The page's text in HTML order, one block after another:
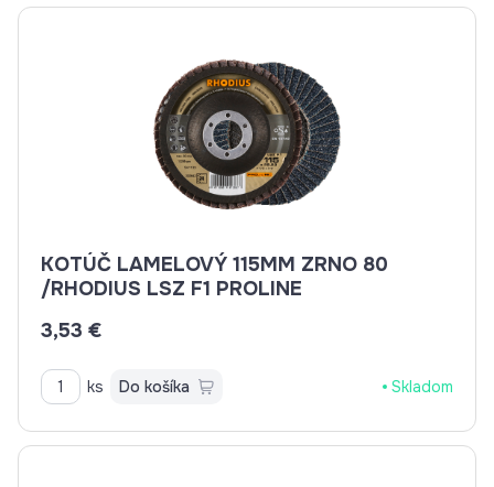
KOTÚČ LAMELOVÝ 115MM ZRNO 80
/RHODIUS LSZ F1 PROLINE
3,53 €
ks Do košíka Skladom